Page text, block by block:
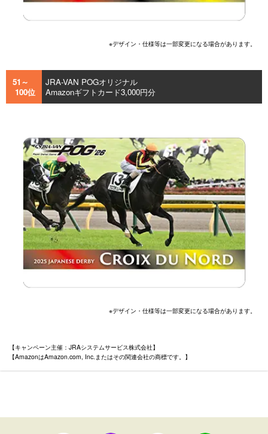
※デザイン・仕様等は一部変更になる場合があります。
51～
100位
JRA-VAN POGオリジナル
Amazonギフトカード3,000円分
※デザイン・仕様等は一部変更になる場合があります。
【キャンペーン主催：JRAシステムサービス株式会社】
【AmazonはAmazon.com, Inc.またはその関連会社の商標です。】